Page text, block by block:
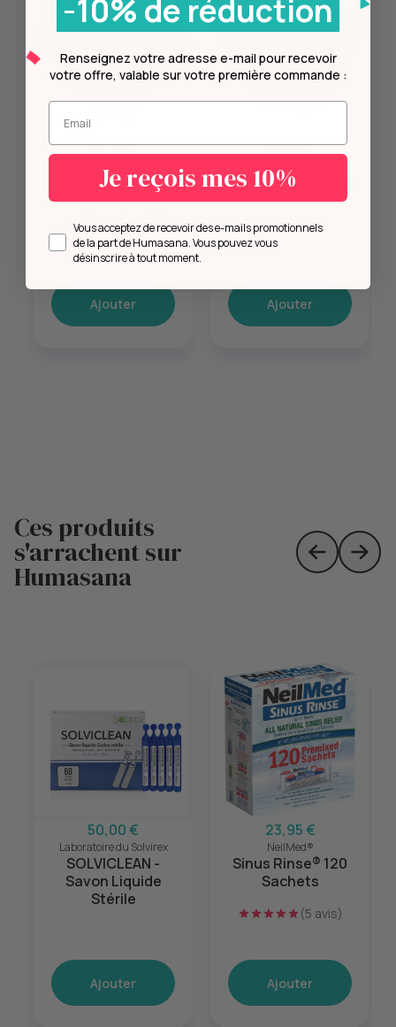
44,00 €
My Holy
Culotte menstruelle
Maddie - Gris
anthracite - M
Ajouter
39,00 €
My Holy
Culotte menstruelle
Billie - Noir - M
Ajouter
Ces produits
s'arrachent sur
Humasana Skip toSkip
50,00 €
Laboratoire du Solvirex
SOLVICLEAN -
Savon Liquide
Stérile
Ajouter
23,95 €
NeilMed®
Sinus Rinse® 120
Sachets
(5 avis)
Ajouter
-10% de réduction
Renseignez votre adresse e-mail pour recevoir
votre offre, valable sur votre première commande :
Entrez votre mail.
Je reçois mes 10%
Opt inVous acceptez de recevoir des e-mails promotionnels
de la part de Humasana. Vous pouvez vous
désinscrire à tout moment.